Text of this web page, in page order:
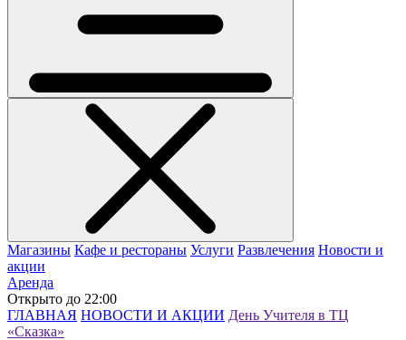
Магазины Кафе и рестораны Услуги Развлечения Новости и
акции
Аренда
Открыто до 22:00
ГЛАВНАЯ НОВОСТИ И АКЦИИ День Учителя в ТЦ
«Сказка»